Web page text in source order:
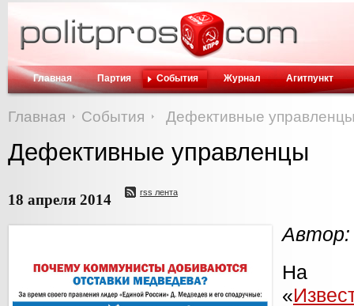
Главная Партия События Журнал Агитпункт
Главная События Дефективные
Дефективные управленцы
18 апреля 2014 rss лента
Автор:
На
«